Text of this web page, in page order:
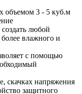
объемом 3 - 5 куб.м
создать любой
влажного и
с помощью
скачках напряжения
защитного